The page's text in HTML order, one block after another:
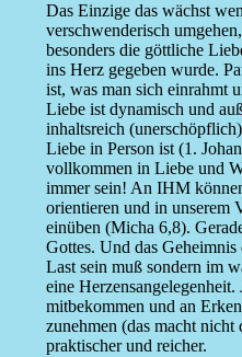
Das Einzige das wächst
verschwenderisch
besonders die göttliche
ins Herz gegeben wurde.
ist, was man sich einrahmt
Liebe ist dynamisch und
inhaltsreich
Liebe in Person ist (1.
vollkommen in Liebe und
immer sein! An IHM
orientieren und in unserem
einüben (Micha 6,8).
Gottes. Und das
Last sein muß sondern im
eine
mitbekommen und an
zunehmen (das macht
praktischer und reicher.